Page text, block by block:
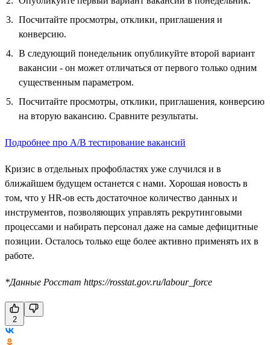
Посчитайте просмотры, отклики, приглашения и
конверсию.
В следующий понедельник опубликуйте второй вариант
вакансии - он может отличаться от первого только одним
существенным параметром.
Посчитайте просмотры, отклики, приглашения, конверсию
на вторую вакансию. Сравните результаты.
Подробнее про А/B тестирование вакансий
Кризис в отдельных профобластях уже случился и в
ближайшем будущем останется с нами. Хорошая новость в
том, что у HR-ов есть достаточное количество данных и
инструментов, позволяющих управлять рекрутинговыми
процессами и набирать персонал даже на самые дефицитные
позиции. Осталось только еще более активно применять их в
работе.
*Данные Росстат https://rosstat.gov.ru/labour_force
2